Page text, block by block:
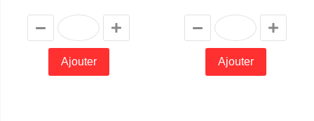
Ajouter Ajouter